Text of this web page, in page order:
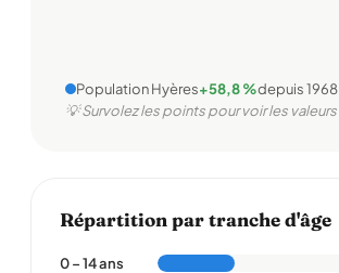
Population Hyères+58,8 %depuis 1968
💡 Survolez les points pour voir les valeurs
Répartition par tranche d'âge
0 – 14 ans